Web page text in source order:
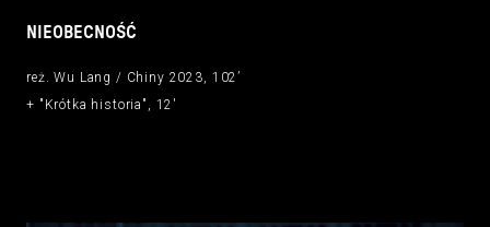
NIEOBECNOŚĆ
reż. Wu Lang / Chiny 2023, 102’
+ "Krótka historia", 12'